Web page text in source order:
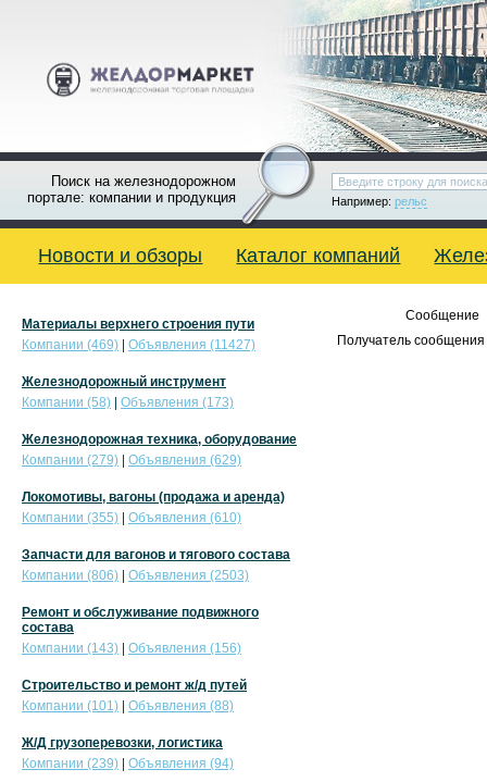
Поиск на железнодорожном
портале: компании и продукция
Например: рельс
Новости и обзоры Каталог компаний
Сообщение
Получатель сообщения
Материалы верхнего строения пути
Компании (469)
Объявления (11427)
Железнодорожный инструмент
Компании (58)
Объявления (173)
Железнодорожная техника, оборудование
Компании (279)
Объявления (629)
Локомотивы, вагоны (продажа и аренда)
Компании (355)
Объявления (610)
Запчасти для вагонов и тягового состава
Компании (806)
Объявления (2503)
Ремонт и обслуживание подвижного
состава
Компании (143)
Объявления (156)
Строительство и ремонт ж/д путей
Компании (101)
Объявления (88)
Ж/Д грузоперевозки, логистика
Компании (239)
Объявления (94)